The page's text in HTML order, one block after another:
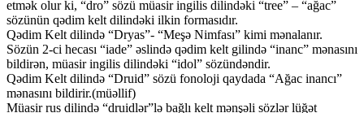
etmək olur ki, “dro” sözü müasir ingilis dilindəki “tree” – “ağac”
sözünün qədim kelt dilindəki ilkin formasıdır.
Qədim Kelt dilində “Dryas”- “Meşə Nimfası” kimi mənalanır.
Sözün 2-ci hecası “iade” əslində qədim kelt gilində “inanc” mənasını
bildirən, müasir ingilis dilindəki “idol” sözündəndir.
Qədim Kelt dilində “Druid” sözü fonoloji qaydada “Ağac inancı”
mənasını bildirir.(müəllif)
Müasir rus dilində “druidlər”lə bağlı kelt mənşəli sözlər lüğət